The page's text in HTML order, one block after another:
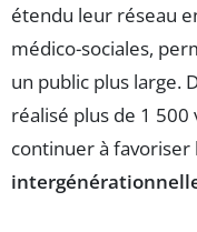
étendu leur réseau
médico-sociales,
un public plus large.
réalisé plus de 1
continuer à favoriser